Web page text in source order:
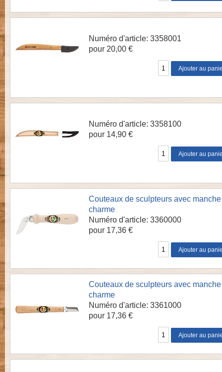
Numéro d'article: 3358001
pour 20,00 €
Numéro d'article: 3358100
pour 14,90 €
Couteaux de sculpteurs avec
charme
Numéro d'article: 3360000
pour 17,36 €
Couteaux de sculpteurs avec
charme
Numéro d'article: 3361000
pour 17,36 €